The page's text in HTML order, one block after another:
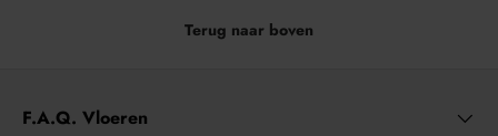
Terug naar boven
F.A.Q. Vloeren